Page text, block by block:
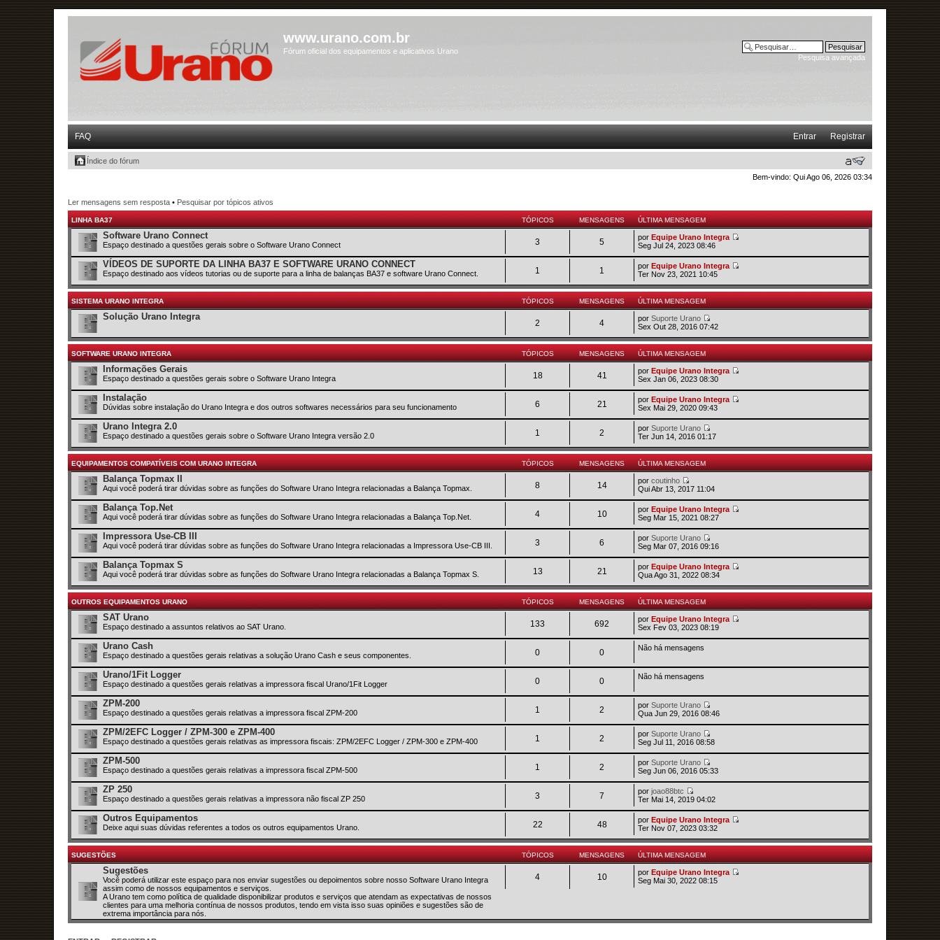
www.urano.com.br
Fórum oficial dos equipamentos e aplicativos Urano
Pesquisa avançada
FAQ Registrar
Entrar
Índice do fórum
Bem-vindo: Qui Ago 06, 2026 03:34
Ler mensagens sem resposta • Pesquisar por tópicos ativos
LINHA BA37 TÓPICOS MENSAGENS ÚLTIMA MENSAGEM
Software Urano Connect
Espaço destinado a questões gerais sobre o Software Urano Connect 3 5 porEquipe Urano Integra
Seg Jul 24, 2023 08:46
VÍDEOS DE SUPORTE DA LINHA BA37 E SOFTWARE URANO CONNECT
Espaço destinado aos vídeos tutorias ou de suporte para a linha de balanças BA37 e software Urano Connect. 1 1 porEquipe Urano Integra
Ter Nov 23, 2021 10:45
SISTEMA URANO INTEGRA TÓPICOS MENSAGENS ÚLTIMA MENSAGEM
Solução Urano Integra
2 4 porSuporte Urano
Sex Out 28, 2016 07:42
SOFTWARE URANO INTEGRA TÓPICOS MENSAGENS ÚLTIMA MENSAGEM
Informações Gerais
Espaço destinado a questões gerais sobre o Software Urano Integra 18 41 porEquipe Urano Integra
Sex Jan 06, 2023 08:30
Instalação
Dúvidas sobre instalação do Urano Integra e dos outros softwares necessários para seu funcionamento 6 21 porEquipe Urano Integra
Sex Mai 29, 2020 09:43
Urano Integra 2.0
Espaço destinado a questões gerais sobre o Software Urano Integra versão 2.0 1 2 porSuporte Urano
Ter Jun 14, 2016 01:17
EQUIPAMENTOS COMPATÍVEIS COM URANO INTEGRA TÓPICOS MENSAGENS ÚLTIMA MENSAGEM
Balança Topmax II
Aqui você poderá tirar dúvidas sobre as funções do Software Urano Integra relacionadas a Balança Topmax. 8 14 porcoutinho
Qui Abr 13, 2017 11:04
Balança Top.Net
Aqui você poderá tirar dúvidas sobre as funções do Software Urano Integra relacionadas a Balança Top.Net. 4 10 porEquipe Urano Integra
Seg Mar 15, 2021 08:27
Impressora Use-CB III
Aqui você poderá tirar dúvidas sobre as funções do Software Urano Integra relacionadas a Impressora Use-CB III. 3 6 porSuporte Urano
Seg Mar 07, 2016 09:16
Balança Topmax S
Aqui você poderá tirar dúvidas sobre as funções do Software Urano Integra relacionadas a Balança Topmax S. 13 21 porEquipe Urano Integra
Qua Ago 31, 2022 08:34
OUTROS EQUIPAMENTOS URANO TÓPICOS MENSAGENS ÚLTIMA MENSAGEM
SAT Urano
Espaço destinado a assuntos relativos ao SAT Urano. 133 692 porEquipe Urano Integra
Sex Fev 03, 2023 08:19
Urano Cash
Espaço destinado a questões gerais relativas a solução Urano Cash e seus componentes. 0 0 Não há mensagens
Urano/1Fit Logger
Espaço destinado a questões gerais relativas a impressora fiscal Urano/1Fit Logger 0 0 Não há mensagens
ZPM-200
Espaço destinado a questões gerais relativas a impressora fiscal ZPM-200 1 2 porSuporte Urano
Qua Jun 29, 2016 08:46
ZPM/2EFC Logger / ZPM-300 e ZPM-400
Espaço destinado a questões gerais relativas as impressora fiscais: ZPM/2EFC Logger / ZPM-300 e ZPM-400 1 2 porSuporte Urano
Seg Jul 11, 2016 08:58
ZPM-500
Espaço destinado a questões gerais relativas a impressora fiscal ZPM-500 1 2 porSuporte Urano
Seg Jun 06, 2016 05:33
ZP 250
Espaço destinado a questões gerais relativas a impressora não fiscal ZP 250 3 7 porjoao88btc
Ter Mai 14, 2019 04:02
Outros Equipamentos
Deixe aqui suas dúvidas referentes a todos os outros equipamentos Urano. 22 48 porEquipe Urano Integra
Ter Nov 07, 2023 03:32
SUGESTÕES TÓPICOS MENSAGENS ÚLTIMA MENSAGEM
Sugestões
Você poderá utilizar este espaço para nos enviar sugestões ou depoimentos sobre nosso Software Urano Integra
assim como de nossos equipamentos e serviços.
A Urano tem como política de qualidade disponibilizar produtos e serviços que atendam as expectativas de nossos
clientes para uma melhoria contínua de nossos produtos, tendo em vista isso suas opiniões e sugestões são de
extrema importância para nós.
4 10 porEquipe Urano Integra
Seg Mai 30, 2022 08:15